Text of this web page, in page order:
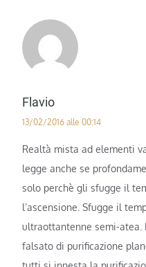
Flavio
13/02/2016 alle 00:14
Realtà mista ad elementi
legge anche se
solo perchè gli sfugge il
l’ascensione. Sfugge il
ultraottantenne semi-atea.
falsato di purificazione